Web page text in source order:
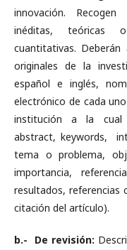
innovación.
inéditas, teóricas
cuantitativas.
originales de la
español e inglés,
electrónico de cada
institución a la cual
abstract, keywords,
tema o problema,
importancia,
resultados, referencias
citación del artículo).
b.- De revisión: